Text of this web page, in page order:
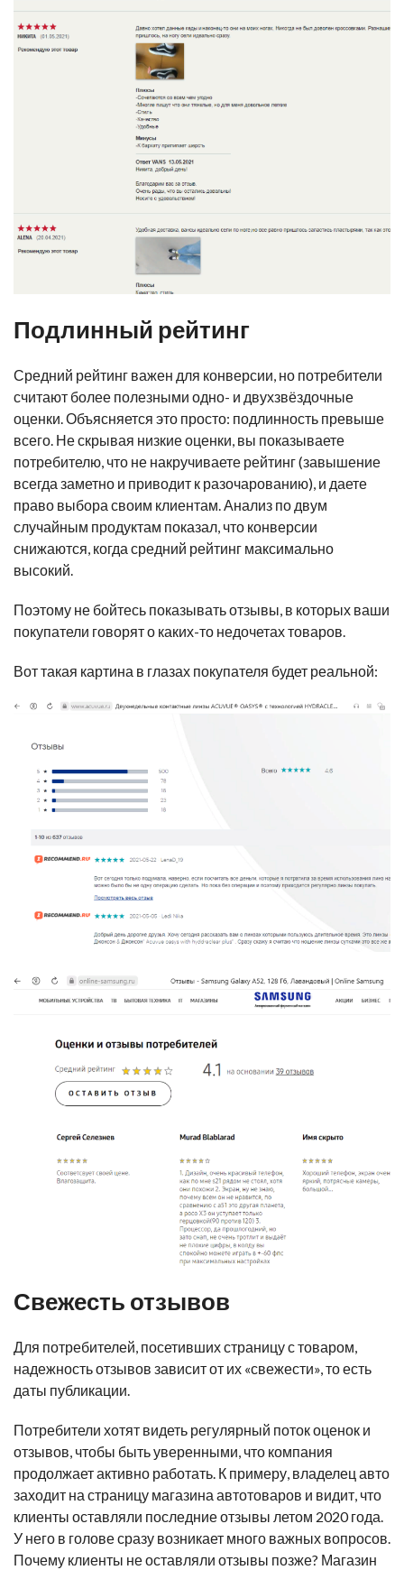
Подлинный рейтинг
Средний рейтинг важен для конверсии, но потребители
считают более полезными одно- и двухзвёздочные
оценки. Объясняется это просто: подлинность превыше
всего. Не скрывая низкие оценки, вы показываете
потребителю, что не накручиваете рейтинг (завышение
всегда заметно и приводит к разочарованию), и даете
право выбора своим клиентам. Анализ по двум
случайным продуктам показал, что конверсии
снижаются, когда средний рейтинг максимально
высокий.
Поэтому не бойтесь показывать отзывы, в которых ваши
покупатели говорят о каких-то недочетах товаров.
Вот такая картина в глазах покупателя будет реальной:
Свежесть отзывов
Для потребителей, посетивших страницу с товаром,
надежность отзывов зависит от их «свежести», то есть
даты публикации.
Потребители хотят видеть регулярный поток оценок и
отзывов, чтобы быть уверенными, что компания
продолжает активно работать. К примеру, владелец авто
заходит на страницу магазина автотоваров и видит, что
клиенты оставляли последние отзывы летом 2020 года.
У него в голове сразу возникает много важных вопросов.
Почему клиенты не оставляли отзывы позже? Магазин